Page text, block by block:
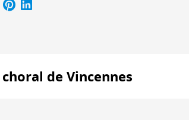
de Vincennes